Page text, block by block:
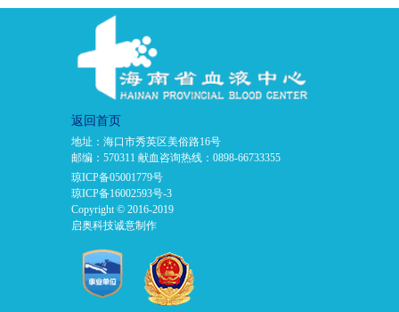
返回首页
地址：海口市秀英区美俗路16号
邮编：570311 献血咨询热线：0898-66733355
琼ICP备05001779号
琼ICP备16002593号-3
Copyright © 2016-2019
启奥科技诚意制作